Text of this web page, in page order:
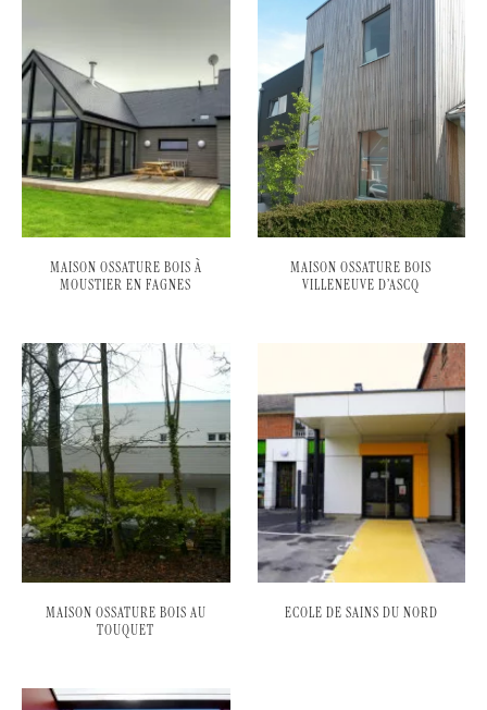
MAISON OSSATURE BOIS À
MOUSTIER EN FAGNES
MAISON OSSATURE BOIS
VILLENEUVE D’ASCQ
MAISON OSSATURE BOIS AU
TOUQUET
ECOLE DE SAINS DU NORD